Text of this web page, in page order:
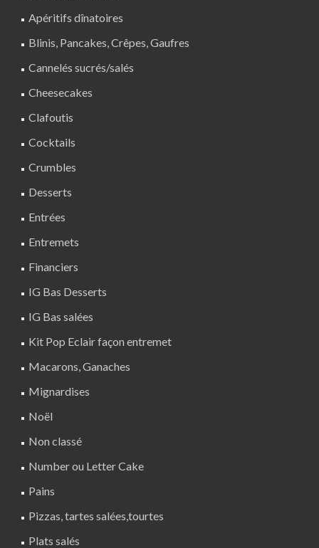
Apéritifs dînatoires
Blinis, Pancakes, Crêpes, Gaufres
Cannelés sucrés/salés
Cheesecakes
Clafoutis
Cocktails
Crumbles
Desserts
Entrées
Entremets
Financiers
IG Bas Desserts
IG Bas salées
Kit Pop Eclair façon entremet
Macarons, Ganaches
Mignardises
Noël
Non classé
Number ou Letter Cake
Pains
Pizzas, tartes salées,tourtes
Plats salés